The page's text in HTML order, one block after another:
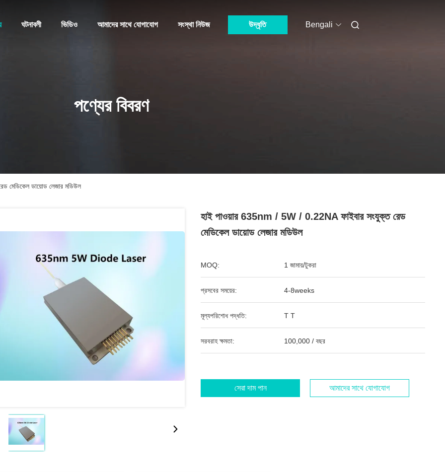
ঘটনাবলী ভিডিও আমাদের সাথে যোগাযোগ সংস্থা নিউজ উদ্ধৃতি Bengali
পণ্যের বিবরণ
মেডিকেল ডায়োড লেজার মডিউল
হাই পাওয়ার 635nm / 5W / 0.22NA ফাইবার সংযুক্ত রেড
মেডিকেল ডায়োড লেজার মডিউল
MOQ: 1 জামায়/টুকরা
প্রসবের সময়ের: 4-8weeks
মূল্যপরিশোধ পদ্ধতি: T T
সরবরাহ ক্ষমতা: 100,000 / বছর
সেরা দাম পান আমাদের সাথে যোগাযোগ